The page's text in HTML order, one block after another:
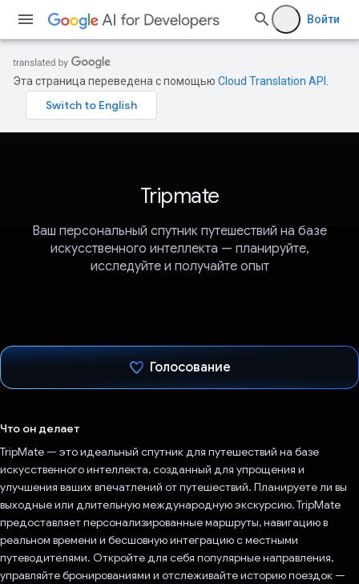
Войти
Эта страница переведена с помощью Cloud Translation API
Tripmate
Ваш персональный спутник путешествий на базе
искусственного интеллекта — планируйте,
исследуйте и получайте опыт
Голосование
Что он делает
TripMate — это идеальный спутник для путешествий на базе
искусственного интеллекта, созданный для упрощения и
улучшения ваших впечатлений от путешествий. Планируете ли вы
выходные или длительную международную экскурсию, TripMate
предоставляет персонализированные маршруты, навигацию в
реальном времени и бесшовную интеграцию с местными
путеводителями. Откройте для себя популярные направления,
управляйте бронированиями и отслеживайте историю поездок —